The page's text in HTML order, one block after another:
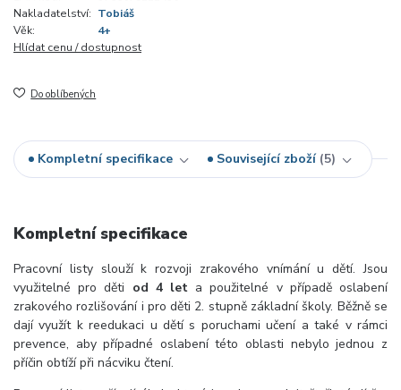
Nakladatelství: Tobiáš
Věk:
4+
Hlídat cenu / dostupnost
Do oblíbených
Kompletní specifikace Související zboží 5
Kompletní specifikace
Pracovní listy slouží k rozvoji zrakového vnímání u dětí. Jsou
využitelné pro děti od 4 let a použitelné v případě oslabení
zrakového rozlišování i pro děti 2. stupně základní školy. Běžně se
dají využít k reedukaci u dětí s poruchami učení a také v rámci
prevence, aby případné oslabení této oblasti nebylo jednou z
příčin obtíží při nácviku čtení.